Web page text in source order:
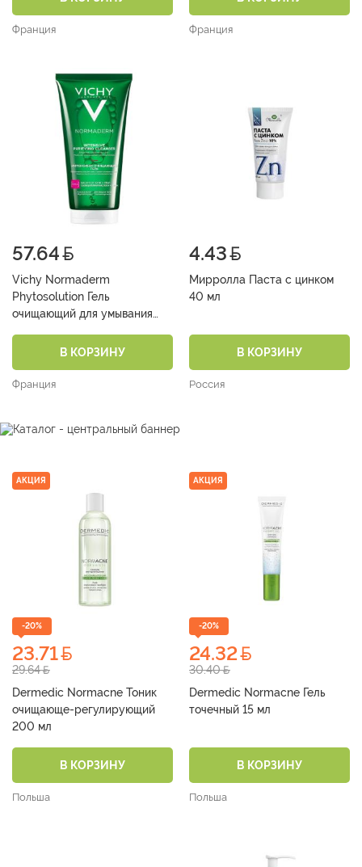
Франция Франция
57.64
Vichy Normaderm
Phytosolution Гель
очищающий для умывания
В КОРЗИНУ
Франция
4.43
Мирролла Паста с цинком
40 мл
В КОРЗИНУ
Россия
АКЦИЯ
23.71
29.64
-20%
Dermedic Normacne Тоник
очищающе-регулирующий
200 мл
В КОРЗИНУ
Польша
АКЦИЯ
24.32
30.40
-20%
Dermedic Normacne Гель
точечный 15 мл
В КОРЗИНУ
Польша